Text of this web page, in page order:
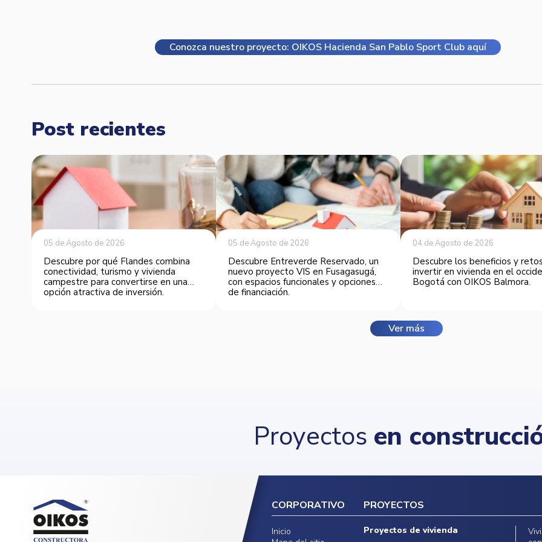
Conozca nuestro proyecto: OIKOS Hacienda San Pablo Sport Club aquí
Post recientes
05 de Agosto de 2026
Descubre por qué Flandes combina
conectividad, turismo y vivienda
campestre para convertirse en una
opción atractiva de inversión.
05 de Agosto de 2026
Descubre Entreverde Reservado, un
nuevo proyecto VIS en Fusagasugá,
con espacios funcionales y opciones
de financiación.
04 de Agosto de 2026
Descubre los beneficios y
invertir en vivienda en el
Bogotá con OIKOS Balmora.
Ver más
Proyectos en
CORPORATIVO
Inicio
PROYECTOS
Proyectos de vivienda